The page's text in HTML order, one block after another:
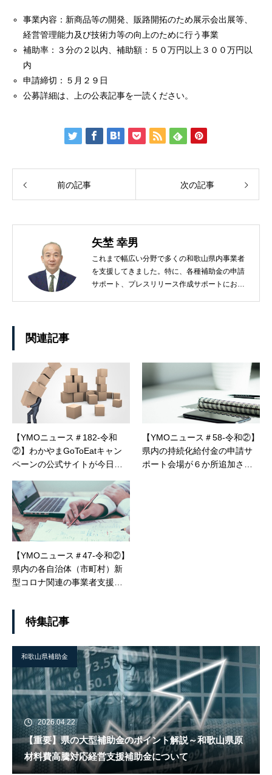
事業内容：新商品等の開発、販路開拓のため展示会出展等、
経営管理能力及び技術力等の向上のために行う事業
補助率：３分の２以内、補助額：５０万円以上３００万円以
内
申請締切：５月２９日
公募詳細は、上の公表記事を一読ください。
前の記事 次の記事
矢埜 幸男
これまで幅広い分野で多くの和歌山県内事業者
を支援してきました。特に、各種補助金の申請
サポート、プレスリリース作成サポートにおい
関連記事
【YMOニュース＃182-令和
②】わかやまGoToEatキャン
ペーンの公式サイトが今日開
続！
【YMOニュース＃58-令和②】
県内の持続化給付金の申請サ
ポート会場が６か所追加され
【YMOニュース＃47-令和②】
県内の各自治体（市町村）新
型コロナ関連の事業者支援に
特集記事
和歌山県補助金
2026.04.22
【重要】県の大型補助金のポイント解説～和歌山県原
材料費高騰対応経営支援補助金について